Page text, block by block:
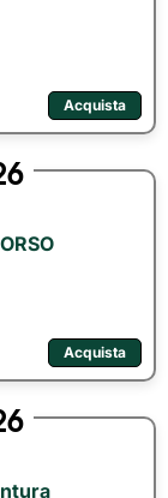
Acquista
Acquista